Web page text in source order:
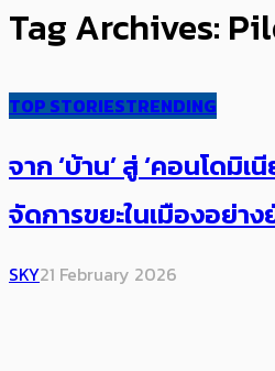
Tag Archives:
TOP STORIESTRENDING
จาก ‘บ้าน’ สู่ ‘คอนโดมิ
จัดการขยะในเมืองอย่า
SKY21 February 2026